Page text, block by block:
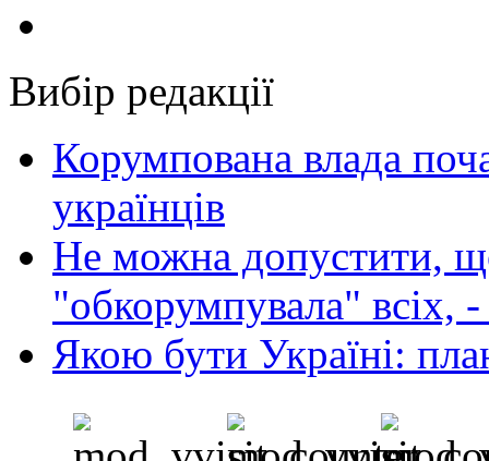
Вибір редакції
Корумпована влада
українців
Не можна допустити,
"обкорумпувала" всіх,
Якою бути Україні: